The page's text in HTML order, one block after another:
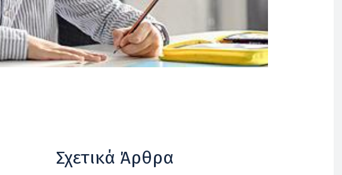
Σχετικά Άρθρα